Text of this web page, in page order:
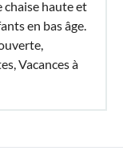
chaise haute et
en bas âge.
Vacances à